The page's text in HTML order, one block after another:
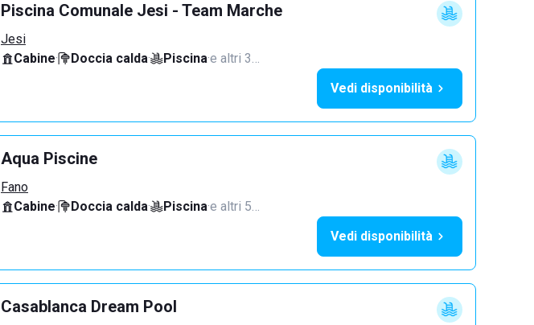
Piscina Comunale Jesi - Team Marche
Jesi
Cabine· Doccia calda· Piscina·e altri 3…
Vedi disponibilità
Aqua Piscine
Fano
Cabine· Doccia calda· Piscina·e altri 5…
Vedi disponibilità
Casablanca Dream Pool